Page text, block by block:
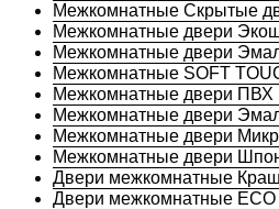
Межкомнатные Скрытые
Межкомнатные двери
Межкомнатные двери
Межкомнатные SOFT
Межкомнатные двери ПВХ
Межкомнатные двери
Межкомнатные двери
Межкомнатные двери
Двери межкомнатные
Двери межкомнатные ECO